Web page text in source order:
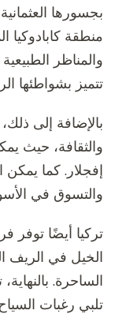
بجسورها
منطقة كابادوكيا
والمناظر
تتميز بشواطئها
بالإضافة إلى
والثقافة، حيث
إفجلار. كما يمكن
والتسوق في
تركيا أيضًا توفر
الخيل في الريف
الساحرة.
تلبي رغبات